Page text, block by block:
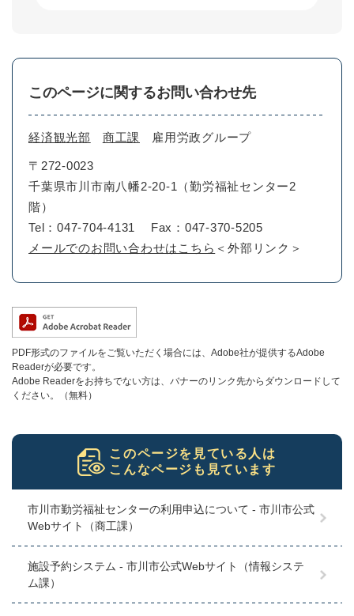
このページに関するお問い合わせ先
経済観光部 商工課 雇用労政グループ
〒272-0023
千葉県市川市南八幡2-20-1（勤労福祉センター2
階）
Tel：047-704-4131
Fax：047-370-5205
メールでのお問い合わせはこちら ＜外部リンク＞
PDF形式のファイルをご覧いただく場合には、Adobe社が提供するAdobe
Readerが必要です。
Adobe Readerをお持ちでない方は、バナーのリンク先からダウンロードして
ください。（無料）
このページを見ている人は
こんなページも見ています
市川市勤労福祉センターの利用申込について - 市川市公式
Webサイト（商工課）
施設予約システム - 市川市公式Webサイト（情報システ
ム課）